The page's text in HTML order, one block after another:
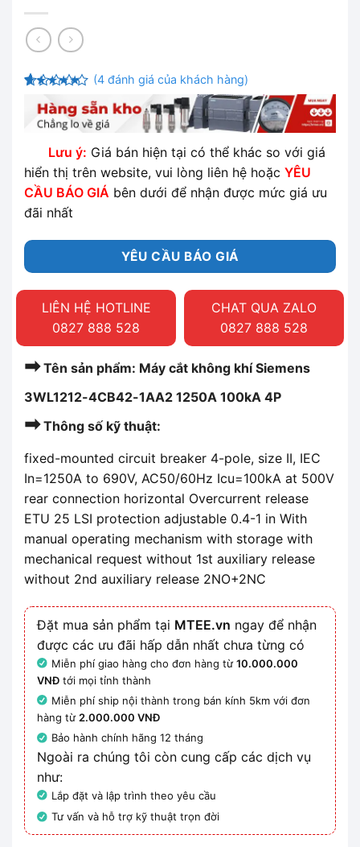
4.75trên
5 dựa trên
đánh giá
(4đánh giá của khách hàng)
Lưu ý: Giá bán hiện tại có thể khác so với giá
hiển thị trên website, vui lòng liên hệ hoặc YÊU
CẦU BÁO GIÁ bên dưới để nhận được mức giá ưu
đãi nhất
YÊU CẦU BÁO GIÁ
LIÊN HỆ HOTLINE
0827 888 528
CHAT QUA ZALO
0827 888 528
➡Tên sản phẩm: Máy cắt không khí Siemens
3WL1212-4CB42-1AA2 1250A 100kA 4P
➡Thông số kỹ thuật:
fixed-mounted circuit breaker 4-pole, size II, IEC
In=1250A to 690V, AC50/60Hz Icu=100kA at 500V
rear connection horizontal Overcurrent release
ETU 25 LSI protection adjustable 0.4-1 in With
manual operating mechanism with storage with
mechanical request without 1st auxiliary release
without 2nd auxiliary release 2NO+2NC
Đặt mua sản phẩm tại MTEE.vn ngay để nhận
được các ưu đãi hấp dẫn nhất chưa từng có
Miễn phí giao hàng cho đơn hàng từ10.000.000
VNĐ tới mọi tỉnh thành
Miễn phí ship nội thành trong bán kính 5km với đơn
hàng từ2.000.000 VNĐ
Bảo hành chính hãng 12 tháng
Ngoài ra chúng tôi còn cung cấp các dịch vụ
như:
Lắp đặt và lập trình theo yêu cầu
Tư vấn và hỗ trợ kỹ thuật trọn đời